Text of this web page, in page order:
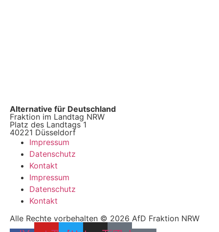
Alternative für Deutschland
Fraktion im Landtag NRW
Platz des Landtags 1
40221 Düsseldorf
Impressum
Datenschutz
Kontakt
Impressum
Datenschutz
Kontakt
Alle Rechte vorbehalten © 2026 AfD Fraktion NRW